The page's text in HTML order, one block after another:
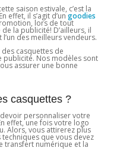
saison estivale, c’est la
effet, il s’agit d’ungoodies
lors de tout
la publicité! D’ailleurs, il
des meilleurs vendeurs.
casquettes de
Nos modèles sont
assurer une bonne
casquettes ?
personnaliser votre
effet, une fois votre logo
Alors, vous attirerez plus
que vous devez
transfert numérique et la